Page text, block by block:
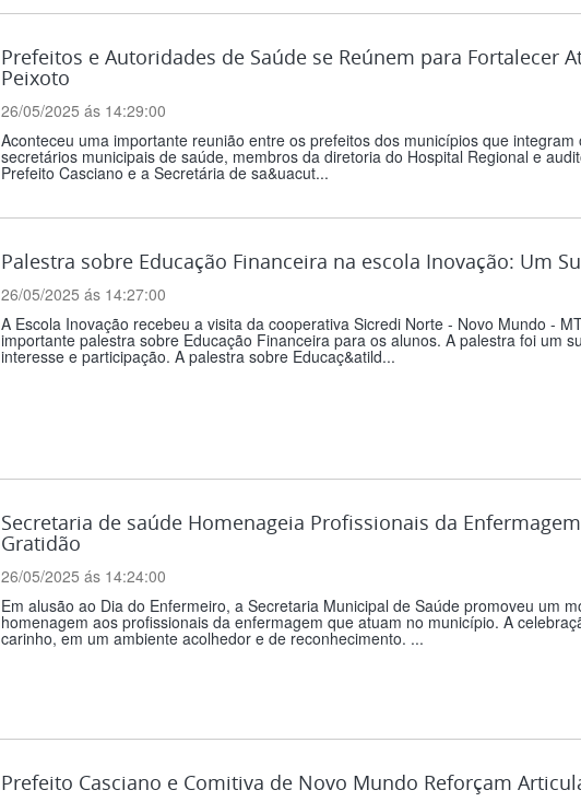
Prefeitos e Autoridades de Saúde se Reúnem para Fortalecer
Peixoto
26/05/2025 ás 14:29:00
Aconteceu uma importante reunião entre os prefeitos dos municípios que
secretários municipais de saúde, membros da diretoria do Hospital Regional e
Prefeito Casciano e a Secretária de sa&uacut...
Palestra sobre Educação Financeira na escola Inovação: Um
26/05/2025 ás 14:27:00
A Escola Inovação recebeu a visita da cooperativa Sicredi Norte - Novo Mundo -
importante palestra sobre Educação Financeira para os alunos. A palestra foi um
interesse e participação. A palestra sobre Educaç&atild...
Secretaria de saúde Homenageia Profissionais da
Gratidão
26/05/2025 ás 14:24:00
Em alusão ao Dia do Enfermeiro, a Secretaria Municipal de Saúde promoveu um
homenagem aos profissionais da enfermagem que atuam no município. A
carinho, em um ambiente acolhedor e de reconhecimento. ...
Prefeito Casciano e Comitiva de Novo Mundo Reforçam